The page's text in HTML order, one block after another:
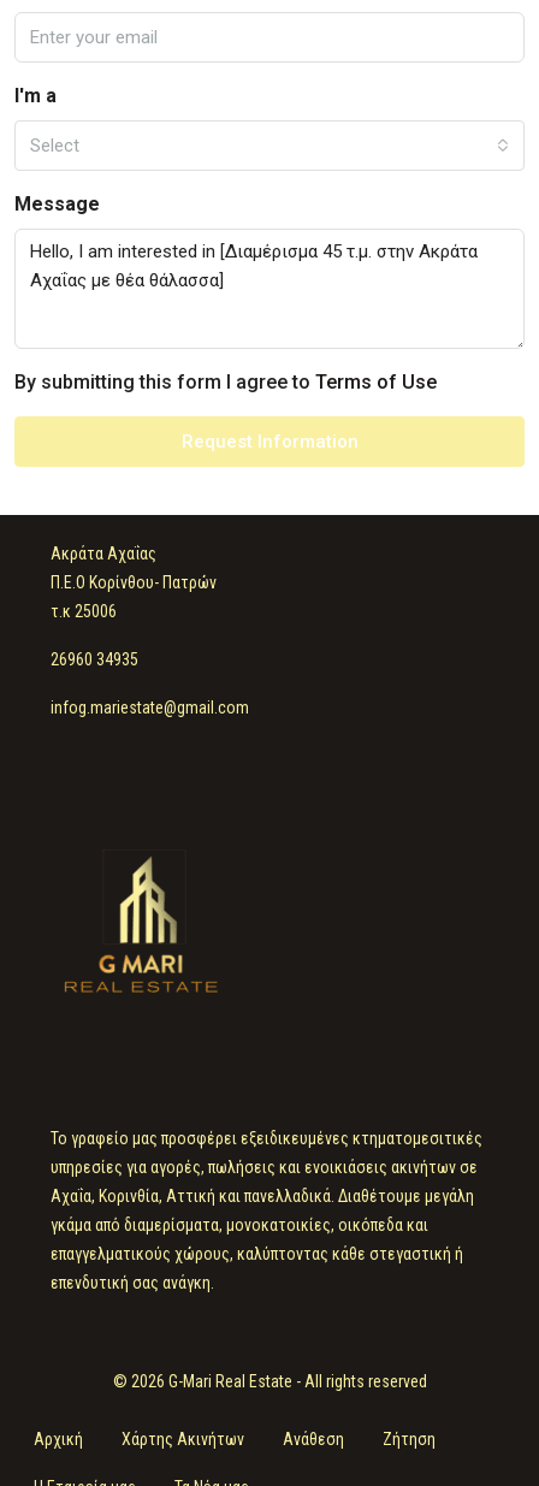
I'm a
Select
Message
By submitting this form I agree to Terms of Use
Request Information
Ακράτα Αχαΐας
Π.Ε.Ο Κορίνθου- Πατρών
τ.κ 25006
26960 34935
infog.mariestate@gmail.com
Το γραφείο μας προσφέρει εξειδικευμένες κτηματομεσιτικές
υπηρεσίες για αγορές, πωλήσεις και ενοικιάσεις ακινήτων σε
Αχαΐα, Κορινθία, Αττική και πανελλαδικά. Διαθέτουμε μεγάλη
γκάμα από διαμερίσματα, μονοκατοικίες, οικόπεδα και
επαγγελματικούς χώρους, καλύπτοντας κάθε στεγαστική ή
επενδυτική σας ανάγκη.
© 2026 G-Mari Real Estate - All rights reserved
Αρχική Χάρτης Ακινήτων Ανάθεση Ζήτηση